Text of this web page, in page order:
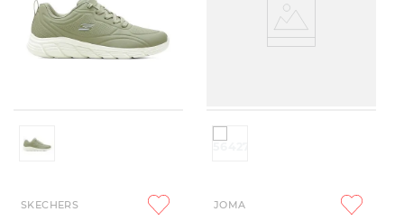
SKECHERS JOMA